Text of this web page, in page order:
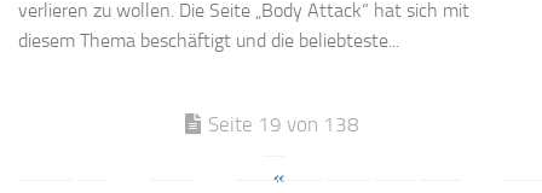
verlieren zu wollen. Die Seite „Body Attack“ hat sich mit
diesem Thema beschäftigt und die beliebteste...
Seite 19 von 138
«